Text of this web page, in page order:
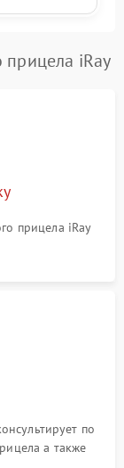
прицела iRay
прицела iRay
по
а также